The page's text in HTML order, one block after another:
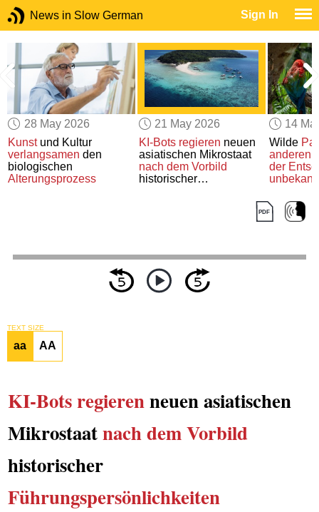
News in Slow German Sign In
28 May 2026
Kunstund Kultur
verlangsamen den
biologischen
Alterungsprozess
21 May 2026
KI-Bots regieren neuen
asiatischen Mikrostaat
nach dem Vorbild
historischer
14
Wilde
anderen
der
TEXT SIZE
aa AA
KI-Bots regierenneuen asiatischen
Mikrostaatnach dem Vorbild
historischer
Führungspersönlichkeiten